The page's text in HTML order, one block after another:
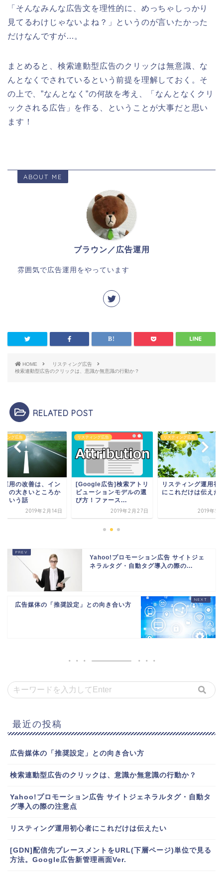
「そんなみんな広告文を理性的に、めっちゃしっかり
見てるわけじゃないよね？」というのが言いたかった
だけなんですが…。
まとめると、検索連動型広告のクリックは無意識、な
んとなくでされているという前提を理解しておく。そ
の上で、”なんとなく”の何故を考え、「なんとなくクリ
ックされる広告」を作る、ということが大事だと思い
ます！
ABOUT ME
ブラウン／広告運用
雰囲気で広告運用をやっています
HOME
リスティング広告
検索連動型広告のクリックは、意識か無意識の行動か？
RELATED POST
ィング広告
運用の改善は、イン
トの大きいところか
という話
2019年2月14日
リスティング広告
[Google広告]検索アトリ
ビューションモデルの選
び方！ファース...
2019年2月27日
リスティング広告
リスティング運用初
にこれだけは伝えた
2019年5
Yahoo!プロモーション広告 サイトジェ
ネラルタグ・自動タグ導入の際の...
広告媒体の「推奨設定」との向き合い方
最近の投稿
広告媒体の「推奨設定」との向き合い方
検索連動型広告のクリックは、意識か無意識の行動か？
Yahoo!プロモーション広告 サイトジェネラルタグ・自動タ
グ導入の際の注意点
リスティング運用初心者にこれだけは伝えたい
[GDN]配信先プレースメントをURL(下層ページ)単位で見る
方法。Google広告新管理画面Ver.